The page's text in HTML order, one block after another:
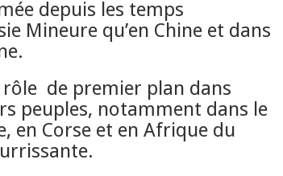
depuis les temps
Mineure qu’en Chine et dans
de premier plan dans
peuples, notamment dans le
en Corse et en Afrique du